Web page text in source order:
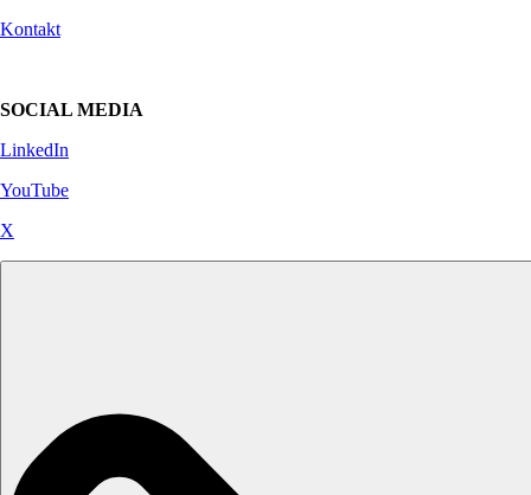
Kontakt
SOCIAL MEDIA
LinkedIn
YouTube
X